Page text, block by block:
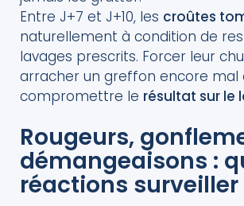
Entre J+7 et J+10, les croûtes
naturellement à condition de
lavages prescrits. Forcer leur
arracher un greffon encore mal
compromettre le résultat sur le
Rougeurs,
démangeaisons :
réactions surveiller